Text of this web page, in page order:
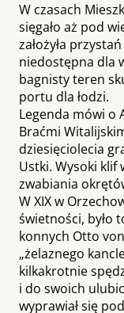
W czasach
sięgało aż pod
założyła
niedostępna dla
bagnisty teren
portu dla łodzi.
Legenda mówi o
Braćmi
dziesięciolecia
Ustki. Wysoki klif
zwabiania
W XIX w
świetności, było
konnych Otto
„żelaznego
kilkakrotnie
i do swoich
wyprawiał się